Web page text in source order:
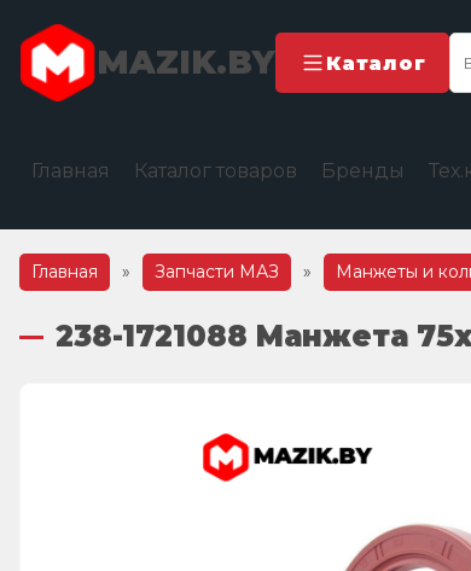
MAZIK.BY Каталог
Главная Каталог товаров Бренды
Главная » Запчасти МАЗ » Манжеты и
238-1721088 Манжета